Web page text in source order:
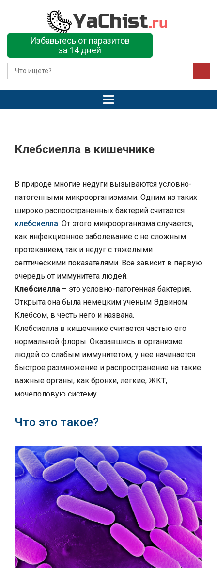
Избавьтесь от паразитов
за 14 дней
Клебсиелла в кишечнике
В природе многие недуги вызываются условно-
патогенными микроорганизмами. Одним из таких
широко распространенных бактерий считается
клебсиелла. От этого микроорганизма случается,
как инфекционное заболевание с не сложным
протеканием, так и недуг с тяжелыми
септическими показателями. Все зависит в первую
очередь от иммунитета людей.
Клебсиелла – это условно-патогенная бактерия.
Открыта она была немецким ученым Эдвином
Клебсом, в честь него и названа.
Клебсиелла в кишечнике считается частью его
нормальной флоры. Оказавшись в организме
людей со слабым иммунитетом, у нее начинается
быстрое размножение и распространение на такие
важные органы, как бронхи, легкие, ЖКТ,
мочеполовую систему.
Что это такое?